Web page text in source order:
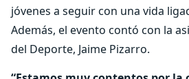
jóvenes a seguir con una vida
Además, el evento contó con la
del Deporte, Jaime Pizarro.